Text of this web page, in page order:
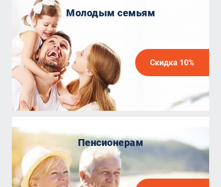
Молодым семьям
Скидка 10%
Пенсионерам